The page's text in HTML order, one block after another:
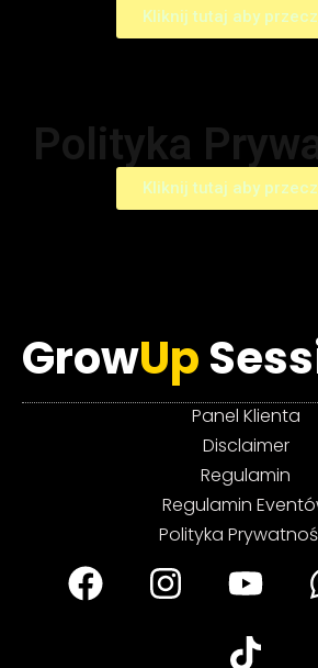
Kliknij tutaj aby
Polityka
Kliknij tutaj aby
GrowUp
Panel Klienta
Disclaimer
Regulamin
Regulamin
Polityka